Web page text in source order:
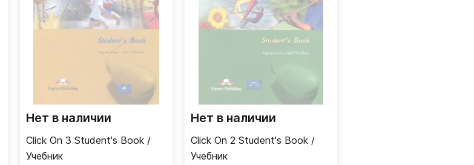
Нет в наличии
Click On 3 Student's Book /
Учебник
Нет в наличии
Click On 2 Student's Book /
Учебник